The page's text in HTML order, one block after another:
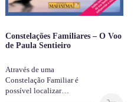
Constelações Familiares – O Voo
de Paula Sentieiro
Através de uma
Constelação Familiar é
possível localizar…